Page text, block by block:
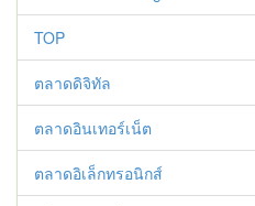
TOP
ตลาดดิจิทัล
ตลาดอินเทอร์เน็ต
ตลาดอิเล็กทรอนิกส์